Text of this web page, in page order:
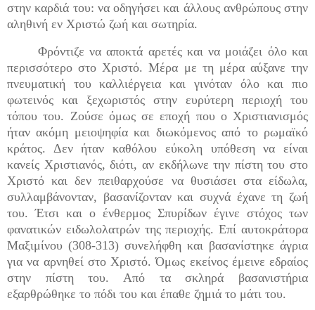
στην καρδιά του: να οδηγήσει και άλλους ανθρώπους στην
αληθινή εν Χριστώ ζωή και σωτηρία.
Φρόντιζε να αποκτά αρετές και να μοιάζει όλο και
περισσότερο στο Χριστό. Μέρα με τη μέρα αύξανε την
πνευματική του καλλιέργεια και γινόταν όλο και πιο
φωτεινός και ξεχωριστός στην ευρύτερη περιοχή του
τόπου του. Ζούσε όμως σε εποχή που ο Χριστιανισμός
ήταν ακόμη μειοψηφία και διωκόμενος από το ρωμαϊκό
κράτος. Δεν ήταν καθόλου εύκολη υπόθεση να είναι
κανείς Χριστιανός, διότι, αν εκδήλωνε την πίστη του στο
Χριστό και δεν πειθαρχούσε να θυσιάσει στα είδωλα,
συλλαμβάνονταν, βασανίζονταν και συχνά έχανε τη ζωή
του. Έτσι και ο ένθερμος Σπυρίδων έγινε στόχος των
φανατικών ειδωλολατρών της περιοχής. Επί αυτοκράτορα
Μαξιμίνου (308-313) συνελήφθη και βασανίστηκε άγρια
για να αρνηθεί στο Χριστό. Όμως εκείνος έμεινε εδραίος
στην πίστη του. Από τα σκληρά βασανιστήρια
εξαρθρώθηκε το πόδι του και έπαθε ζημιά το μάτι του.